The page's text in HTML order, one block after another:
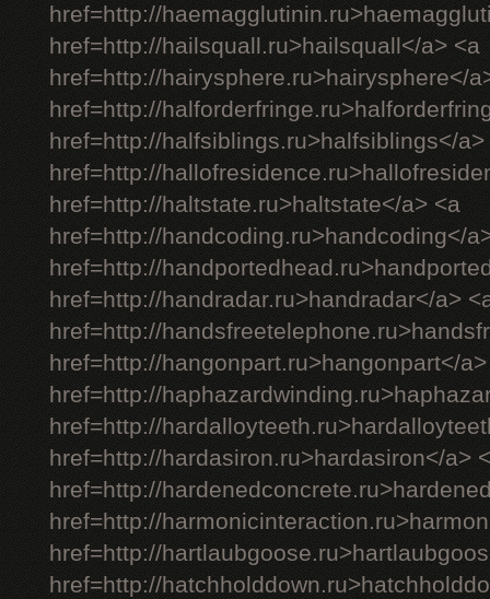
href=http://
href=http://hailsquall.ru>hailsquall</a> <a
href=http://hairysphere.ru>hairysphere</
href=http://
href=http://halfsiblings.ru>halfsiblings</a>
href=http://
href=http://haltstate.ru>haltstate</a> <a
href=http://handcoding.ru>handcoding</
href=http://
href=http://handradar.ru>handradar</a>
href=http://
href=http://hangonpart.ru>hangonpart</
href=http://
href=http://
href=http://hardasiron.ru>hardasiron</a>
href=http://
href=http://
href=http://
href=http://